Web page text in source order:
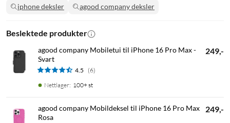
iphone deksler
agood company deksler
Beslektede produkter
agood company Mobiletui til iPhone 16 Pro Max -
Svart
4.5 (6)
249,-
Nettlager: 100+ st
agood company Mobildeksel til iPhone 16 Pro Max
Rosa
249,-